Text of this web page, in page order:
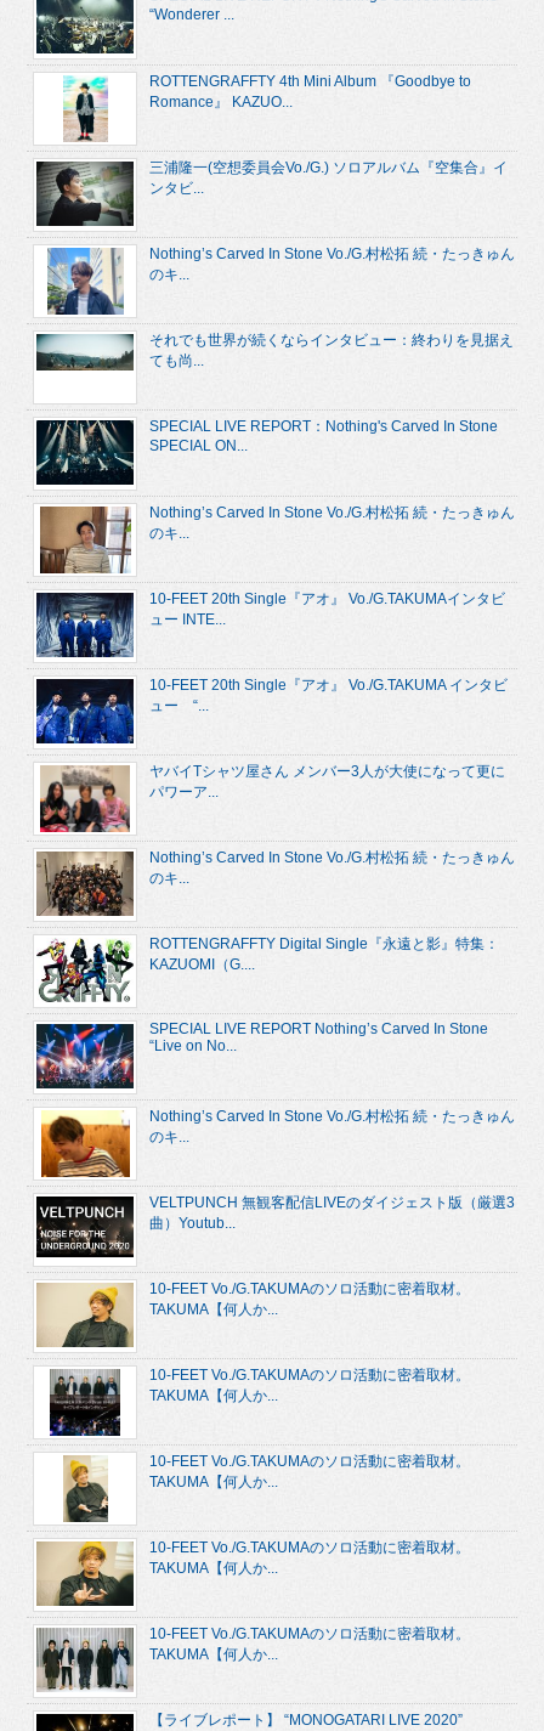
“Wonderer ...
ROTTENGRAFFTY 4th Mini Album 『Goodbye to
Romance』 KAZUO...
三浦隆一(空想委員会Vo./G.) ソロアルバム『空集合』イ
ンタビ...
Nothing’s Carved In Stone Vo./G.村松拓 続・たっきゅん
のキ...
それでも世界が続くならインタビュー：終わりを見据え
ても尚...
SPECIAL LIVE REPORT：Nothing's Carved In Stone
SPECIAL ON...
Nothing’s Carved In Stone Vo./G.村松拓 続・たっきゅん
のキ...
10-FEET 20th Single『アオ』 Vo./G.TAKUMAインタビ
ュー INTE...
10-FEET 20th Single『アオ』 Vo./G.TAKUMA インタビ
ュー “...
ヤバイTシャツ屋さん メンバー3人が大使になって更に
パワーア...
Nothing’s Carved In Stone Vo./G.村松拓 続・たっきゅん
のキ...
ROTTENGRAFFTY Digital Single『永遠と影』特集：
KAZUOMI（G....
SPECIAL LIVE REPORT Nothing’s Carved In Stone
“Live on No...
Nothing’s Carved In Stone Vo./G.村松拓 続・たっきゅん
のキ...
VELTPUNCH 無観客配信LIVEのダイジェスト版（厳選3
曲）Youtub...
10-FEET Vo./G.TAKUMAのソロ活動に密着取材。
TAKUMA【何人か...
10-FEET Vo./G.TAKUMAのソロ活動に密着取材。
TAKUMA【何人か...
10-FEET Vo./G.TAKUMAのソロ活動に密着取材。
TAKUMA【何人か...
10-FEET Vo./G.TAKUMAのソロ活動に密着取材。
TAKUMA【何人か...
10-FEET Vo./G.TAKUMAのソロ活動に密着取材。
TAKUMA【何人か...
【ライブレポート】 “MONOGATARI LIVE 2020”